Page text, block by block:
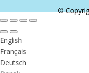
©
English
Français
Deutsch